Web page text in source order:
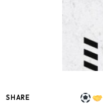
SHARE